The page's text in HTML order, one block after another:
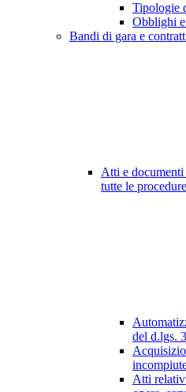
Tipologie
Obblighi
Bandi di gara e
Atti e documenti
tutte le procedure
del d.lgs.
Atti